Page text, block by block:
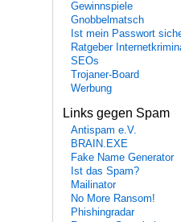
Gewinnspiele
Gnobbelmatsch
Ist mein Passwort
Ratgeber
SEOs
Trojaner-Board
Werbung
Links gegen Spam
Antispam e.V.
BRAIN.EXE
Fake Name Generator
Ist das Spam?
Mailinator
No More Ransom!
Phishingradar